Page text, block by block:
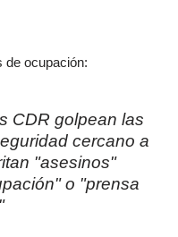
de ocupación:
CDR golpean las
cercano a
"asesinos"
o "prensa